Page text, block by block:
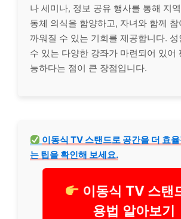
나 세미나, 정보 공유 행사를 통해 지
동체 의식을 함양하고, 자녀와 함께
까워질 수 있는 기회를 제공합니다.
수 있는 다양한 강좌가 마련되어 있어
능하다는 점이 큰 장점입니다.
이동식 TV 스탠드로 공간을 더 효
는 팁을 확인해 보세요.
이동식 TV 스탠
용법 알아보기